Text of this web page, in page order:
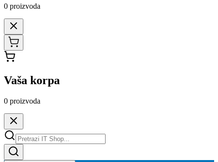
0 proizvoda
Vaša korpa
0 proizvoda